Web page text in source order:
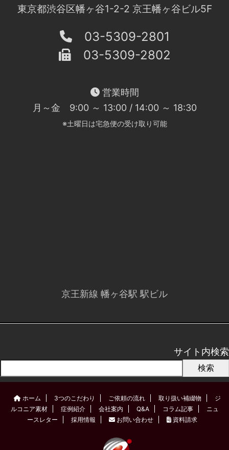
東京都渋谷区幡ヶ谷1-2-2 京王幡ヶ谷ビル5F
03-5309-2801
03-5309-2802
営業時間
月～金 9:00 ～ 13:00 / 14:00 ～ 18:30
※土曜日は宅急便の受け取り可能
京王新線 幡ヶ谷駅 駅ビル
サイト内検索
検索
ホーム 3つのこだわり ご依頼の流れ 取り扱い補綴物
ジ
ルコニア素材
症例紹介 会社案内 Q&A コラム記事
ニュ
ースレター
採用情報 お問い合わせ 資料請求